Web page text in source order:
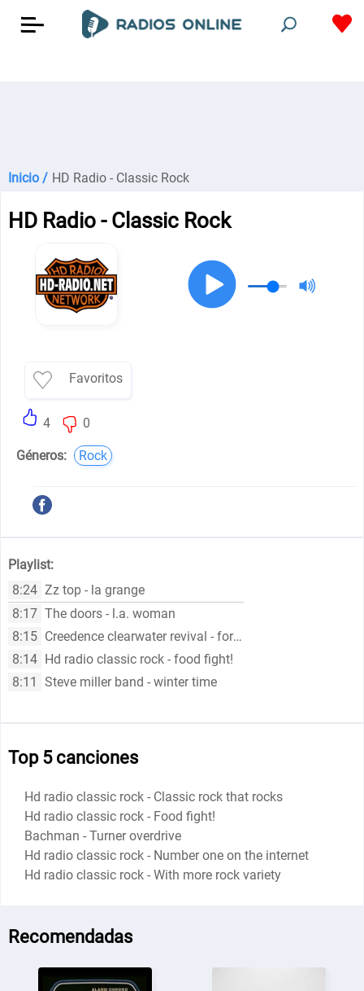
Inicio / HD Radio - Classic Rock
HD Radio - Classic Rock
Favoritos
4 0
Géneros: Rock
Playlist:
8:24 Zz top - la grange
8:17 The doors - l.a. woman
8:15 Creedence clearwater revival - fortunate son
8:14 Hd radio classic rock - food fight!
8:11
Steve miller band - winter time
Top 5 canciones
Hd radio classic rock - Classic rock that rocks
Hd radio classic rock - Food fight!
Bachman - Turner overdrive
Hd radio classic rock - Number one on the internet
Hd radio classic rock - With more rock variety
Recomendadas